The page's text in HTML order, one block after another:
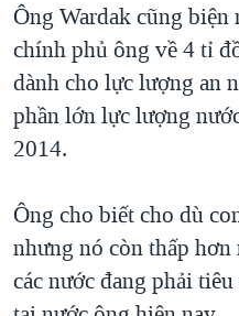
Ông Wardak cũng biện
chính phủ ông về 4 tỉ
dành cho lực lượng an
phần lớn lực lượng
2014.
Ông cho biết cho dù
nhưng nó còn thấp
các nước đang phải